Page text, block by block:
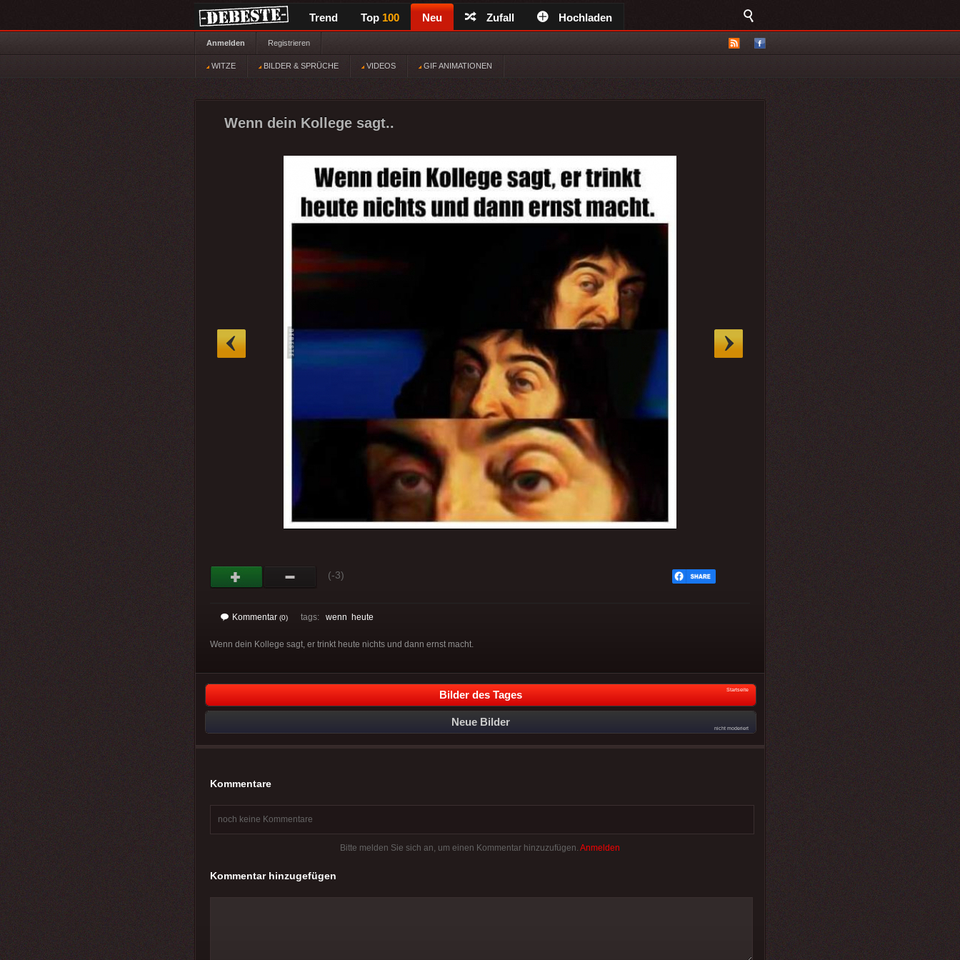
Trend Top 100 Neu Zufall Hochladen
Anmelden Registrieren
WITZE BILDER & SPRÜCHE VIDEOS GIF ANIMATIONEN
Wenn dein Kollege sagt..
(-3)
Kommentar (0) tags: wenn heute
Wenn dein Kollege sagt, er trinkt heute nichts und dann ernst macht.
Bilder des Tages Startseite
Neue Bilder
nicht moderiert
Kommentare
noch keine Kommentare
Bitte melden Sie sich an, um einen Kommentar hinzuzufügen. Anmelden
Kommentar hinzugefügen